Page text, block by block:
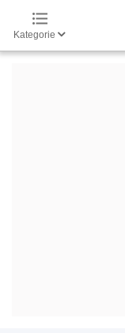
Kategorie